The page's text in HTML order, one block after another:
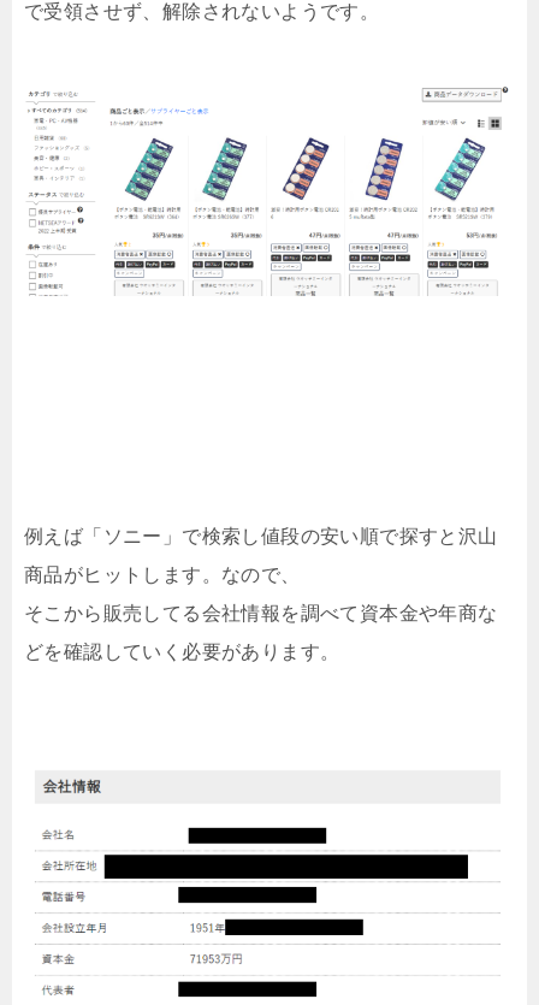
で受領させず、解除されないようです。
例えば「ソニー」で検索し値段の安い順で探すと沢山
商品がヒットします。なので、
そこから販売してる会社情報を調べて資本金や年商な
どを確認していく必要があります。